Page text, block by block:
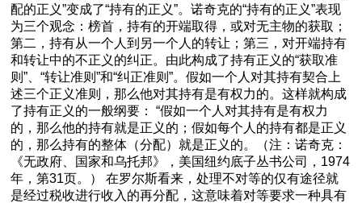
配的正义”变成了“持有的正义”。诺奇克的“持有的正义”表现
为三个观念：榜首，持有的开端取得，或对无主物的获取；
第二，持有从一个人到另一个人的转让；第三，对开端持有
和转让中的不正义的纠正。由此构成了持有正义的“获取准
则”、“转让准则”和“纠正准则”。假如一个人对其持有契合上
述三个正义准则，那么他对其持有是有权力的。这样就构成
了持有正义的一般纲要： “假如一个人对其持有是有权力
的，那么他的持有就是正义的；假如每个人的持有都是正义
的，那么持有的整体（分配）就是正义的。（注：诺奇克：
《无政府、国家和乌托邦》，美国纽约底子丛书公司，1974
年，第31页。） 在罗尔斯看来，处理不对等的仅有途径就
是经过税收进行收入的再分配，这意味着对等要求一种具有